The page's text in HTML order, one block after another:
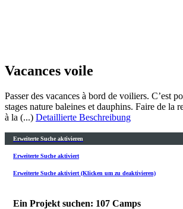
Vacances voile
Passer des vacances à bord de voiliers. C’est
stages nature baleines et dauphins. Faire de la
à la (...) Detaillierte Beschreibung
Erweiterte Suche aktivieren
Erweiterte Suche aktiviert
Erweiterte Suche aktiviert (Klicken um zu deaktivieren)
Ein Projekt suchen: 107 Camps